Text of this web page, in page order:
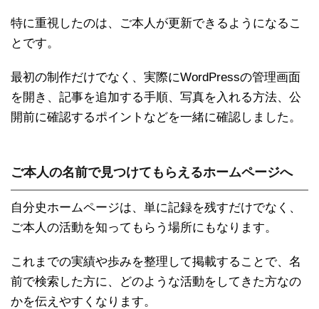
特に重視したのは、ご本人が更新できるようになるこ
とです。
最初の制作だけでなく、実際にWordPressの管理画面
を開き、記事を追加する手順、写真を入れる方法、公
開前に確認するポイントなどを一緒に確認しました。
ご本人の名前で見つけてもらえるホームページへ
自分史ホームページは、単に記録を残すだけでなく、
ご本人の活動を知ってもらう場所にもなります。
これまでの実績や歩みを整理して掲載することで、名
前で検索した方に、どのような活動をしてきた方なの
かを伝えやすくなります。